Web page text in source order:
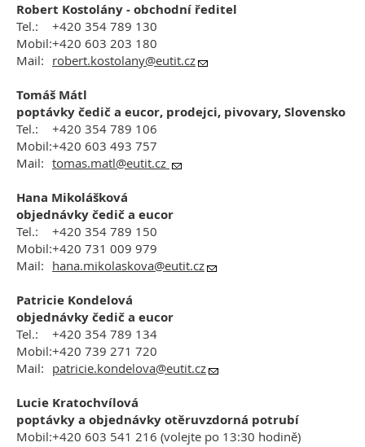
Robert Kostolány - obchodní ředitel
Tel.:
Mobil:
Mail:
+420 354 789 130
+420 603 203 180
robert.kostolany@eutit.cz
Tomáš Mátl
poptávky čedič a eucor, prodejci, pivovary, Slovensko
Tel.:
Mobil:
Mail:
+420 354 789 106
+420 603 493 757
tomas.matl@eutit.cz
Hana Mikolášková
objednávky čedič a eucor
Tel.:
Mobil:
Mail:
+420 354 789 150
+420 731 009 979
hana.mikolaskova@eutit.cz
Patricie Kondelová
objednávky čedič a eucor
Tel.:
Mobil:
Mail:
+420 354 789 134
+420 739 271 720
patricie.kondelova@eutit.cz
Lucie Kratochvílová
poptávky a objednávky otěruvzdorná potrubí
Mobil:+420 603 541 216 (volejte po 13:30 hodině)